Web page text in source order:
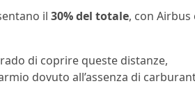
il 30% del totale, con Airbus
di coprire queste distanze,
dovuto all’assenza di